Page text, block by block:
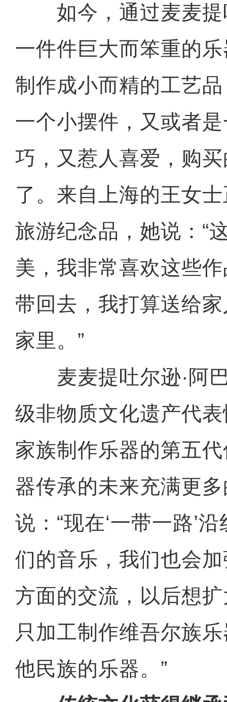
如今，通过麦麦提
一件件巨大而笨重的
制作成小而精的工艺
一个小摆件，又或者
巧，又惹人喜爱，购
了。来自上海的王女
旅游纪念品，她说：“
美，我非常喜欢这些
带回去，我打算送给
家里。”
麦麦提吐尔逊·阿巴
级非物质文化遗产代
家族制作乐器的第五
器传承的未来充满更
说：“现在‘一带一路’
们的音乐，我们也会
方面的交流，以后想
只加工制作维吾尔族
他民族的乐器。”